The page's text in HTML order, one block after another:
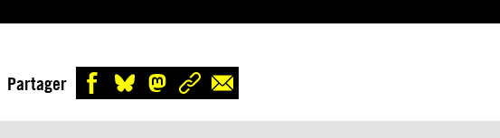
Partager